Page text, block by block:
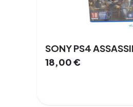
18,00€